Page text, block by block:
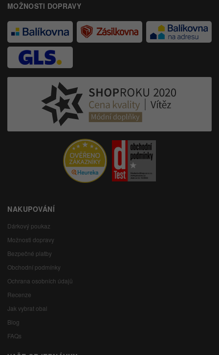
MOŽNOSTI DOPRAVY
NAKUPOVÁNÍ
Dárkový poukaz
Možnosti dopravy
Bezpečné platby
Obchodní podmínky
Ochrana osobních údajů
Recenze
Jak vybrat obal
Blog
FAQs